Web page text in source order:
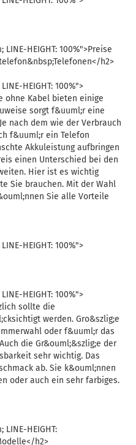
LINE-HEIGHT: 100%">Preise
h2>
HEIGHT: 100%">
ohne Kabel bieten einige
sorgt f&uuml;r eine
nach dem wie der Verbrauch
f&uuml;r ein Telefon
Akkuleistung aufbringen
einen Unterschied bei den
Hier ist es wichtig
Sie brauchen. Mit der Wahl
Sie alle Vorteile
HEIGHT: 100%">
HEIGHT: 100%">
sollte die
werden. Gro&szlig;e
oder f&uuml;r das
die Gr&ouml;&szlig;e der
sehr wichtig. Das
ab. Sie k&ouml;nnen
oder auch ein sehr farbiges.
LINE-HEIGHT:
h2>